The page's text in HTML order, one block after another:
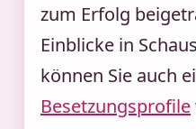
zum Erfolg
Einblicke in
können Sie auch
Besetzungsprofile